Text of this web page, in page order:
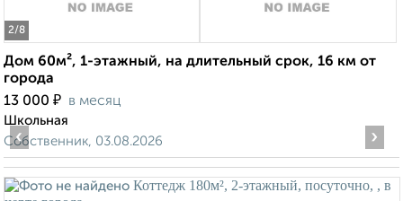
2/8
Дом 60м², 1-этажный, на длительный срок, 16 км от
города
13 000 ₽ в месяц
Школьная
Собственник, 03.08.2026
‹ ›